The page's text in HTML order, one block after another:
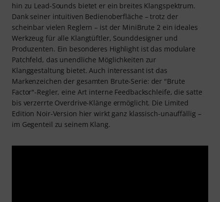
hin zu Lead-Sounds bietet er ein breites Klangspektrum.
Dank seiner intuitiven Bedienoberfläche – trotz der
scheinbar vielen Reglern – ist der MiniBrute 2 ein ideales
Werkzeug für alle Klangtüftler, Sounddesigner und
Produzenten. Ein besonderes Highlight ist das modulare
Patchfeld, das unendliche Möglichkeiten zur
Klanggestaltung bietet. Auch interessant ist das
Markenzeichen der gesamten Brute-Serie: der "Brute
Factor"-Regler, eine Art interne Feedbackschleife, die satte
bis verzerrte Overdrive-Klänge ermöglicht. Die Limited
Edition Noir-Version hier wirkt ganz klassisch-unauffällig –
im Gegenteil zu seinem Klang.